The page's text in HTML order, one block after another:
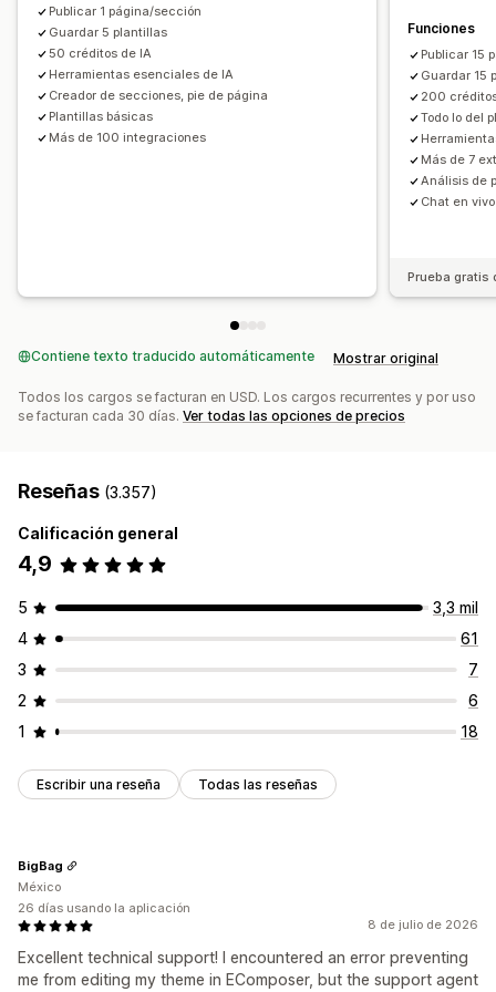
Gestión de páginas
Herramienta de edición Elementos
Importar y exportar Páginas de guardado
Páginas de borradores
Generación de IA
Informes y estadísticas Seguimiento
Ofertas y recomendaciones
Protección de los envíos
Complementos de productos
Recomendaciones de productos
Compras conjuntas frecuentes
Descuentos por cantidad
Publicar 1 página/sección
Guardar 5 plantillas
50 créditos de IA
Herramientas esenciales de IA
Creador de secciones, pie de página
Plantillas básicas
Más de 100 integraciones
Funciones
Publicar 15
Guardar 15
200
Todo lo del
Más de 7
Análisis de
Chat en
Prueba gratis
Contiene texto traducido automáticamente Mostrar original
Todos los cargos se facturan en USD. Los cargos recurrentes y por uso
se facturan cada 30 días. Ver todas las opciones de precios
Reseñas (3.357)
Calificación general
4,9
5
3,3 mil
4
61
3
7
2
6
1
18
Escribir una reseña Todas las reseñas
8 de julio de 2026
Excellent technical support! I encountered an error preventing
me from editing my theme in EComposer, but the support agent
BigBag
México
26 días usando la aplicación